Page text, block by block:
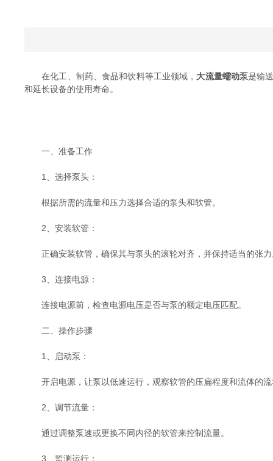
在化工、制药、食品和饮料等工业领域， 大流量蠕动泵是输
和延长设备的使用寿命。
一、准备工作
1、选择泵头：
根据所需的流量和压力选择合适的泵头和软管。
2、安装软管：
正确安装软管，确保其与泵头的滚轮对齐，并保持适当的张力
3、连接电源：
连接电源前，检查电源电压是否与泵的额定电压匹配。
二、操作步骤
1、启动泵：
开启电源，让泵以低速运行，观察软管的压扁程度和流体的流
2、调节流量：
通过调整泵速或更换不同内径的软管来控制流量。
3、监测运行：